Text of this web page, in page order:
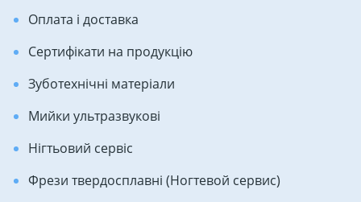
Оплата і доставка
Сертифікати на продукцію
Зуботехнічні матеріали
Мийки ультразвукові
Нігтьовий сервіс
Фрези твердосплавні (Ногтевой сервис)